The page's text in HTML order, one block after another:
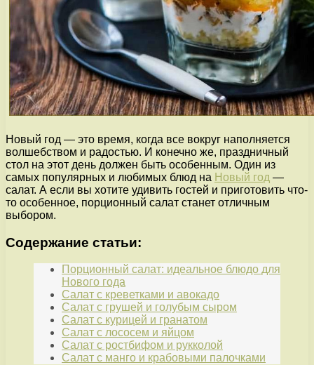
Новый год — это время, когда все вокруг наполняется
волшебством и радостью. И конечно же, праздничный
стол на этот день должен быть особенным. Один из
самых популярных и любимых блюд на Новый год —
салат. А если вы хотите удивить гостей и приготовить что-
то особенное, порционный салат станет отличным
выбором.
Содержание статьи:
Порционный салат: идеальное блюдо для
Нового года
Салат с креветками и авокадо
Салат с грушей и голубым сыром
Салат с курицей и гранатом
Салат с лососем и яйцом
Салат с ростбифом и рукколой
Салат с манго и крабовыми палочками